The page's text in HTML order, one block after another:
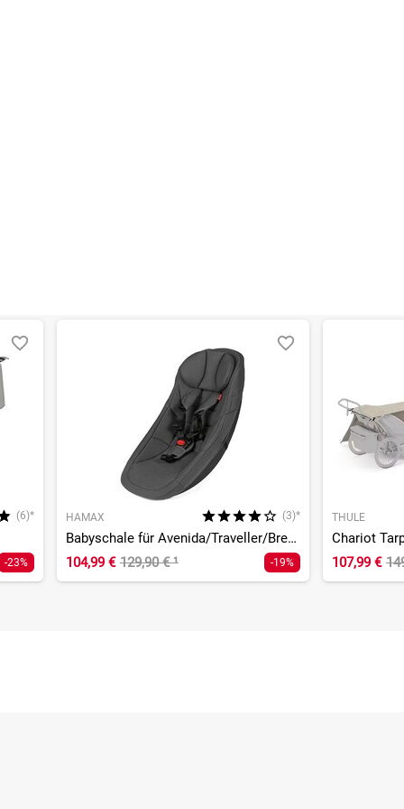
(6)*
-23%
HAMAX (3)*
Babyschale für Avenida/Traveller/Breeze/Coccon/Outback
104,99 € 129,90 €¹ -19%
THULE
Chariot
107,99 €